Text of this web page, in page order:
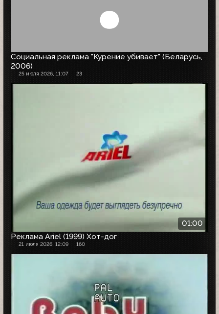
Социальная реклама "Курение убивает" (Беларусь,
2006)
25 июля 2026, 11:07 23
01:00
Реклама Ariel (1999) Хот-дог
21 июля 2026, 12:09 160